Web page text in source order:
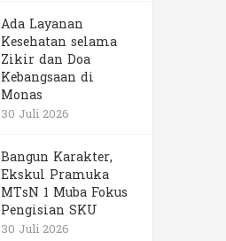
Ada Layanan
Kesehatan selama
Zikir dan Doa
Kebangsaan di
Monas
30 Juli 2026
Bangun Karakter,
Ekskul Pramuka
MTsN 1 Muba Fokus
Pengisian SKU
30 Juli 2026